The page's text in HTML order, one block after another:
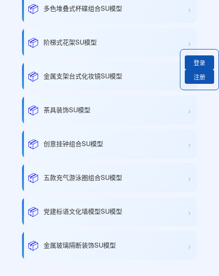
📦 多色堆叠式杯碟组合SU模型 ›
📦 阶梯式花架SU模型 ›
📦 金属支架台式化妆镜SU模型
📦 茶具装饰SU模型 ›
📦 创意挂钟组合SU模型 ›
📦 五款充气游泳圈组合SU模型 ›
📦 党建标语文化墙模型SU模型 ›
📦 金属玻璃隔断装饰SU模型 ›
登录
注册